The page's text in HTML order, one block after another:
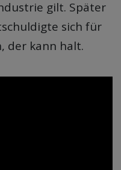
gilt. Später
sich für
der kann halt.